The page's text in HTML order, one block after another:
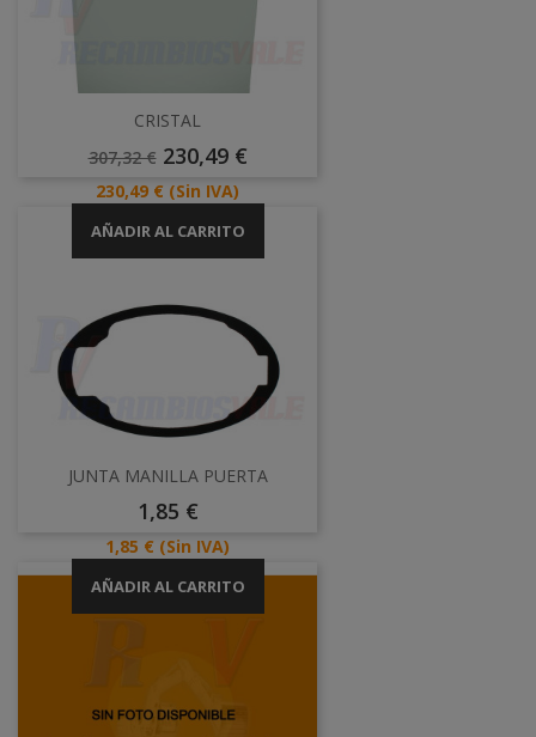
CRISTAL
Precio
307,32 € Precio
230,49 €
Precio
230,49 € (Sin IVA)
AÑADIR AL CARRITO
JUNTA MANILLA PUERTA
Precio
1,85 €
Precio
1,85 € (Sin IVA)
AÑADIR AL CARRITO